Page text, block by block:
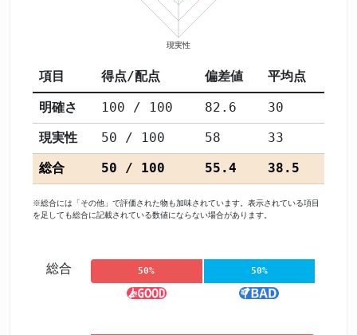
項目 得点/配点 偏差値 平均点
明確さ 100 / 100 82.6
30
現実性
50 / 100 58
33
総合
50 / 100 55.4 38.5
※総合には「その他」で評価された物も加味されています。表示されている項目
を足しても総合に記載されている数値にならない場合があります。
総合 50% 50%